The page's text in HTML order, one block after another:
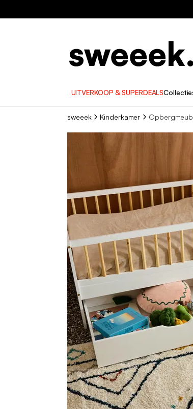
UITVERKOOP & SUPERDEALS
sweeek Kinderkamer